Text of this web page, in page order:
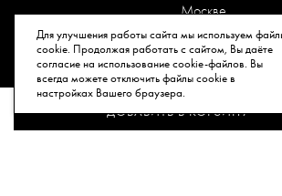
Для улучшения работы сайта мы используем
cookie. Продолжая работать с сайтом, Вы даёте
согласие на использование cookie-файлов. Вы
всегда можете отключить файлы cookie в
настройках Вашего браузера.
ДОБАВИТЬ В КОРЗИНУ
Москве.
Карта сайта
© Все права защищены,